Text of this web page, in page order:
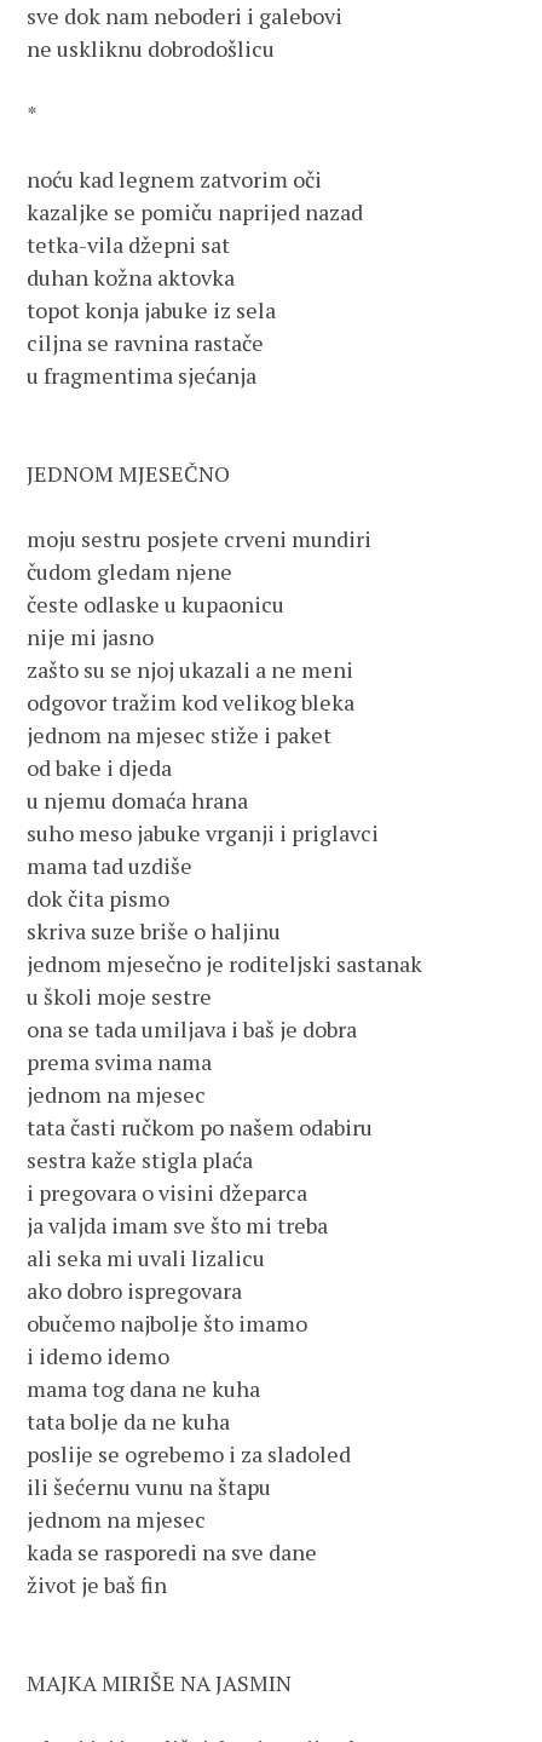
sve dok nam neboderi i galebovi
ne uskliknu dobrodošlicu
*
noću kad legnem zatvorim oči
kazaljke se pomiču naprijed nazad
tetka-vila džepni sat
duhan kožna aktovka
topot konja jabuke iz sela
ciljna se ravnina rastače
u fragmentima sjećanja
JEDNOM MJESEČNO
moju sestru posjete crveni mundiri
čudom gledam njene
česte odlaske u kupaonicu
nije mi jasno
zašto su se njoj ukazali a ne meni
odgovor tražim kod velikog bleka
jednom na mjesec stiže i paket
od bake i djeda
u njemu domaća hrana
suho meso jabuke vrganji i priglavci
mama tad uzdiše
dok čita pismo
skriva suze briše o haljinu
jednom mjesečno je roditeljski sastanak
u školi moje sestre
ona se tada umiljava i baš je dobra
prema svima nama
jednom na mjesec
tata časti ručkom po našem odabiru
sestra kaže stigla plaća
i pregovara o visini džeparca
ja valjda imam sve što mi treba
ali seka mi uvali lizalicu
ako dobro ispregovara
obučemo najbolje što imamo
i idemo idemo
mama tog dana ne kuha
tata bolje da ne kuha
poslije se ogrebemo i za sladoled
ili šećernu vunu na štapu
jednom na mjesec
kada se rasporedi na sve dane
život je baš fin
MAJKA MIRIŠE NA JASMIN